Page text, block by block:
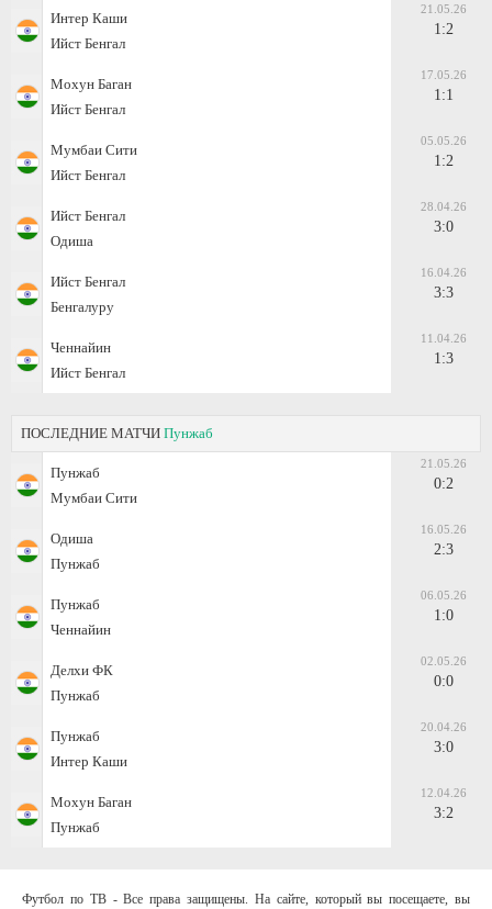
Интер Каши
Ийст Бенгал
21.05.26
1:2
Мохун Баган
Ийст Бенгал
17.05.26
1:1
Мумбаи Сити
Ийст Бенгал
05.05.26
1:2
Ийст Бенгал
Одиша
28.04.26
3:0
Ийст Бенгал
Бенгалуру
16.04.26
3:3
Ченнайин
Ийст Бенгал
11.04.26
1:3
ПОСЛЕДНИЕ МАТЧИ Пунжаб
Пунжаб
Мумбаи Сити
21.05.26
0:2
Одиша
Пунжаб
16.05.26
2:3
Пунжаб
Ченнайин
06.05.26
1:0
Делхи ФК
Пунжаб
02.05.26
0:0
Пунжаб
Интер Каши
20.04.26
3:0
Мохун Баган
Пунжаб
12.04.26
3:2
Футбол по ТВ - Все права защищены. На сайте, который вы посещаете, вы